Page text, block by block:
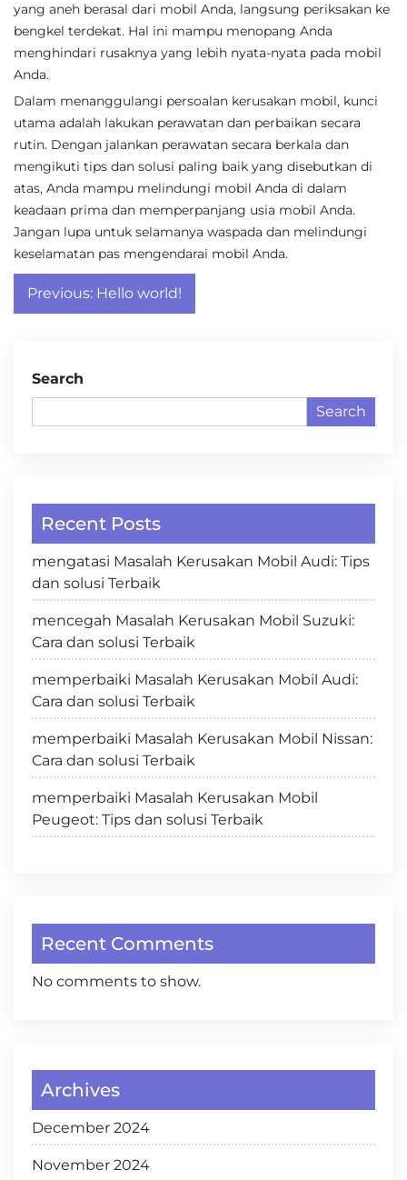
yang aneh berasal dari mobil Anda, langsung periksakan ke
bengkel terdekat. Hal ini mampu menopang Anda
menghindari rusaknya yang lebih nyata-nyata pada mobil
Anda.
Dalam menanggulangi persoalan kerusakan mobil, kunci
utama adalah lakukan perawatan dan perbaikan secara
rutin. Dengan jalankan perawatan secara berkala dan
mengikuti tips dan solusi paling baik yang disebutkan di
atas, Anda mampu melindungi mobil Anda di dalam
keadaan prima dan memperpanjang usia mobil Anda.
Jangan lupa untuk selamanya waspada dan melindungi
keselamatan pas mengendarai mobil Anda.
Post
navigation
Previous: Hello world!
Search
Search
Recent Posts
mengatasi Masalah Kerusakan Mobil Audi: Tips
dan solusi Terbaik
mencegah Masalah Kerusakan Mobil Suzuki:
Cara dan solusi Terbaik
memperbaiki Masalah Kerusakan Mobil Audi:
Cara dan solusi Terbaik
memperbaiki Masalah Kerusakan Mobil Nissan:
Cara dan solusi Terbaik
memperbaiki Masalah Kerusakan Mobil
Peugeot: Tips dan solusi Terbaik
Recent Comments
No comments to show.
Archives
December 2024
November 2024